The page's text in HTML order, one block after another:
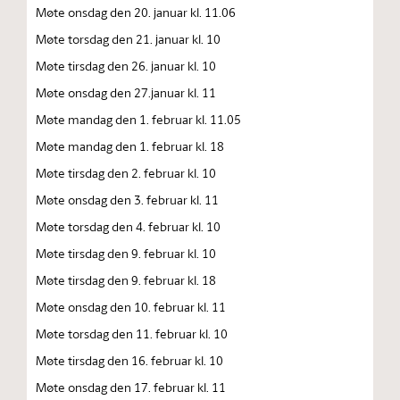
Møte onsdag den 20. januar kl. 11.06
Møte torsdag den 21. januar kl. 10
Møte tirsdag den 26. januar kl. 10
Møte onsdag den 27.januar kl. 11
Møte mandag den 1. februar kl. 11.05
Møte mandag den 1. februar kl. 18
Møte tirsdag den 2. februar kl. 10
Møte onsdag den 3. februar kl. 11
Møte torsdag den 4. februar kl. 10
Møte tirsdag den 9. februar kl. 10
Møte tirsdag den 9. februar kl. 18
Møte onsdag den 10. februar kl. 11
Møte torsdag den 11. februar kl. 10
Møte tirsdag den 16. februar kl. 10
Møte onsdag den 17. februar kl. 11